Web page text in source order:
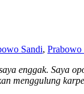
Sandi, Prabowo
enggak. Saya
menggulung